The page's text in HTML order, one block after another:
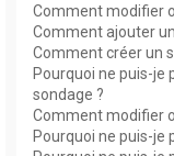
Comment modifier
Comment ajouter
Comment créer un
Pourquoi ne puis-je
sondage ?
Comment modifier
Pourquoi ne puis-je